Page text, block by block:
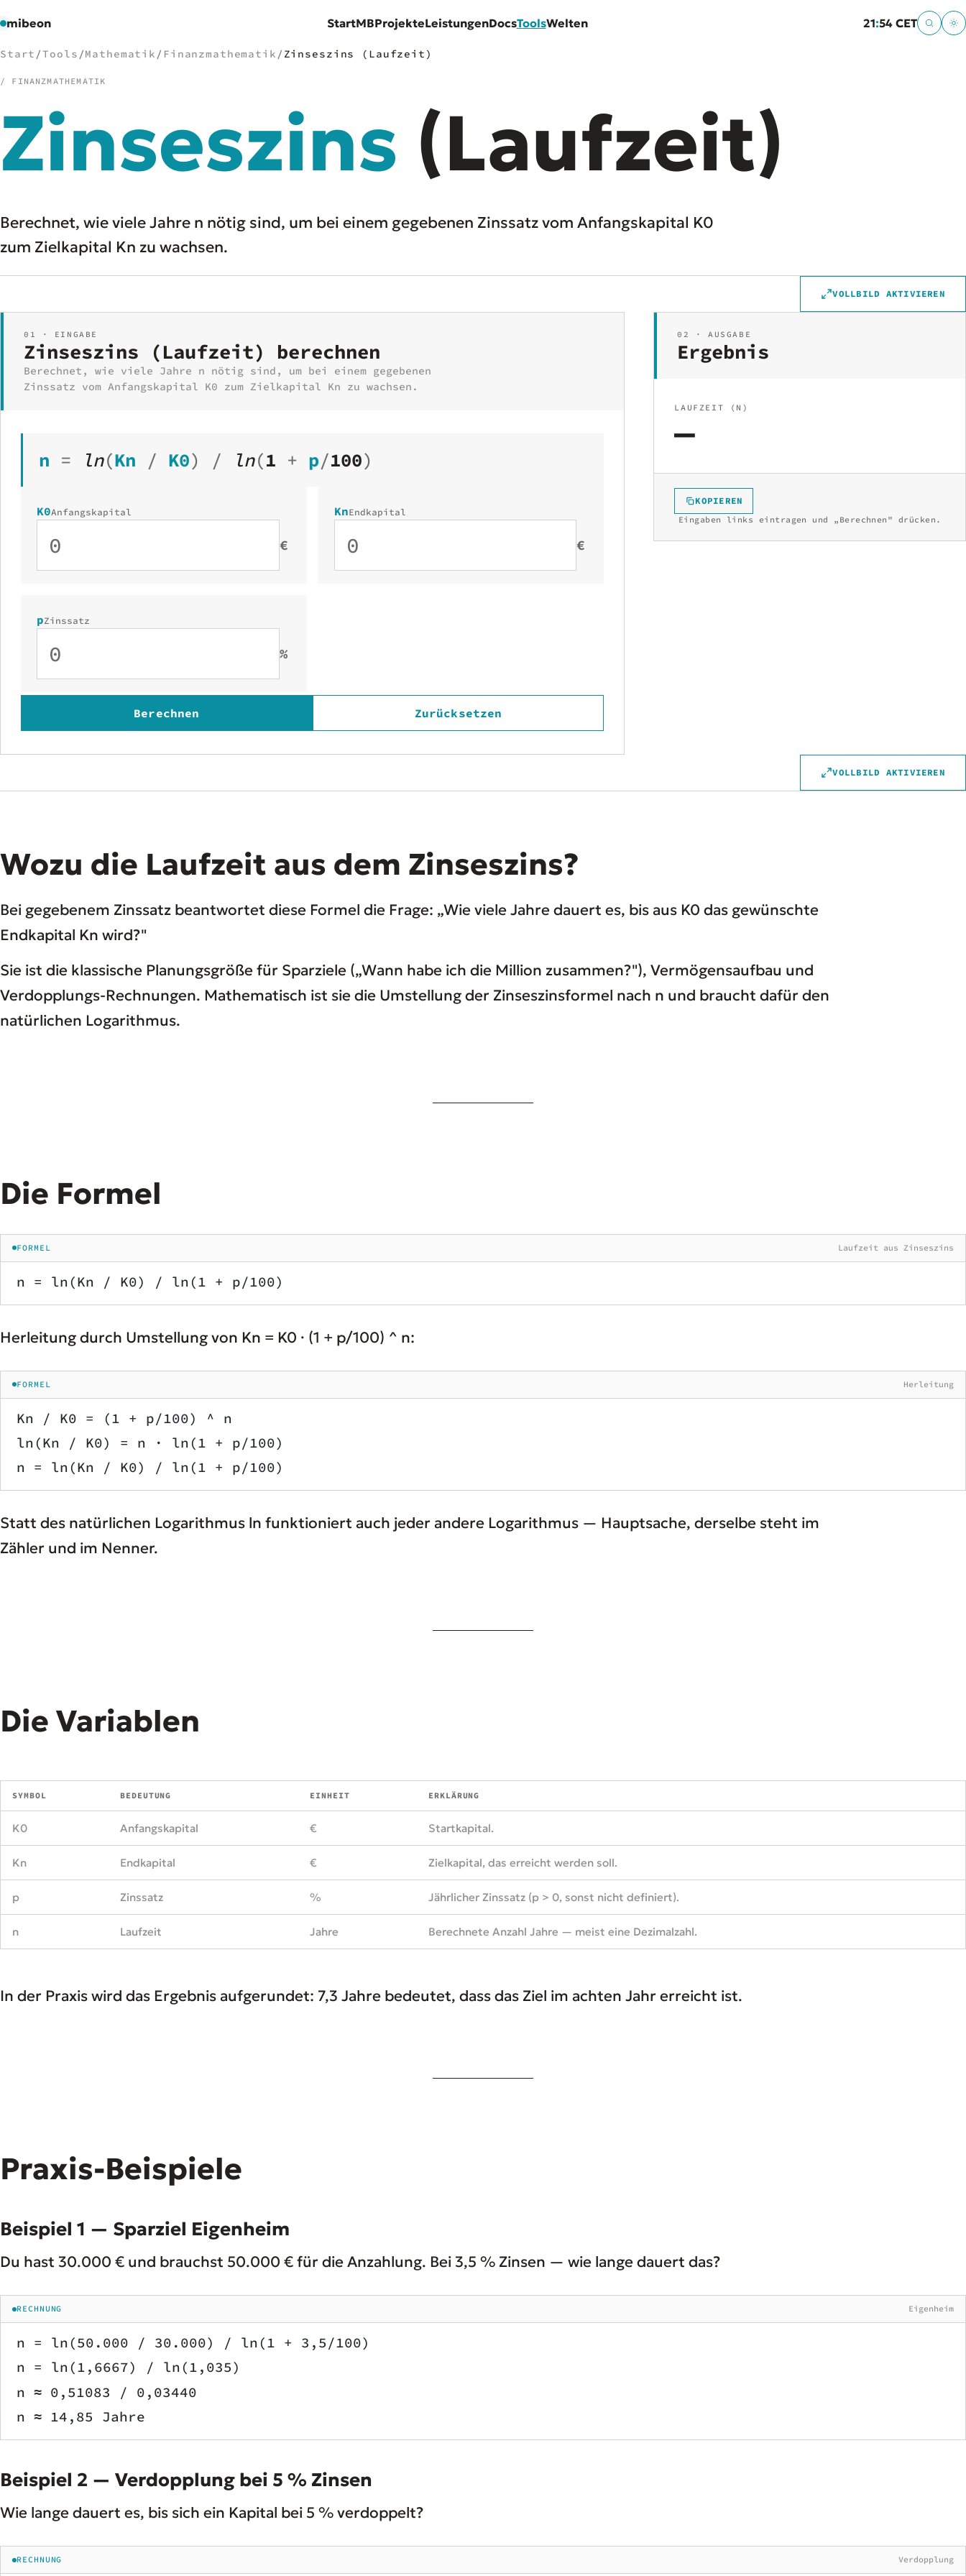
mibeon StartMBProjekteLeistungenDocsToolsWelten 21:54 CET
Start
04 Leistungen
Docs
06Tools
07Welten
Start /Tools /Mathematik / Finanzmathematik / Zinseszins (Laufzeit)
/ FINANZMATHEMATIK
Zinseszins (Laufzeit)
Berechnet, wie viele Jahre n nötig sind, um bei einem gegebenen Zinssatz vom Anfangskapital K0
zum Zielkapital Kn zu wachsen.
VOLLBILD AKTIVIEREN
01 · EINGABE
Zinseszins (Laufzeit) berechnen
Berechnet, wie viele Jahre n nötig sind, um bei einem gegebenen
Zinssatz vom Anfangskapital K0 zum Zielkapital Kn zu wachsen.
n = ln(Kn / K0) / ln(1 + p/100)
K0Anfangskapital
€
KnEndkapital
€
pZinssatz
%
Berechnen Zurücksetzen
02 · AUSGABE
Ergebnis
LAUFZEIT (N)
—
KOPIEREN
Eingaben links eintragen und „Berechnen" drücken.
VOLLBILD AKTIVIEREN
Wozu die Laufzeit aus dem Zinseszins?
Bei gegebenem Zinssatz beantwortet diese Formel die Frage: „Wie viele Jahre dauert es, bis aus K0 das gewünschte
Endkapital Kn wird?"
Sie ist die klassische Planungsgröße für Sparziele („Wann habe ich die Million zusammen?"), Vermögensaufbau und
Verdopplungs-Rechnungen. Mathematisch ist sie die Umstellung der Zinseszinsformel nach n und braucht dafür den
natürlichen Logarithmus.
Die Formel
FORMEL Laufzeit aus Zinseszins
n = ln(Kn / K0) / ln(1 + p/100)
Herleitung durch Umstellung von Kn = K0 · (1 + p/100) ^ n:
FORMEL Herleitung
Kn / K0 = (1 + p/100) ^ n
ln(Kn / K0) = n · ln(1 + p/100)
n = ln(Kn / K0) / ln(1 + p/100)
Statt des natürlichen Logarithmus ln funktioniert auch jeder andere Logarithmus — Hauptsache, derselbe steht im
Zähler und im Nenner.
Die Variablen
SYMBOL BEDEUTUNG EINHEIT ERKLÄRUNG
K0 Anfangskapital € Startkapital.
Kn Endkapital € Zielkapital, das erreicht werden soll.
p Zinssatz % Jährlicher Zinssatz (p > 0, sonst nicht definiert).
n Laufzeit Jahre Berechnete Anzahl Jahre — meist eine Dezimalzahl.
In der Praxis wird das Ergebnis aufgerundet: 7,3 Jahre bedeutet, dass das Ziel im achten Jahr erreicht ist.
Praxis-Beispiele
Beispiel 1 — Sparziel Eigenheim
Du hast 30.000 € und brauchst 50.000 € für die Anzahlung. Bei 3,5 % Zinsen — wie lange dauert das?
RECHNUNG Eigenheim
n = ln(50.000 / 30.000) / ln(1 + 3,5/100)
n = ln(1,6667) / ln(1,035)
n ≈ 0,51083 / 0,03440
n ≈ 14,85 Jahre
Beispiel 2 — Verdopplung bei 5 % Zinsen
Wie lange dauert es, bis sich ein Kapital bei 5 % verdoppelt?
RECHNUNG Verdopplung